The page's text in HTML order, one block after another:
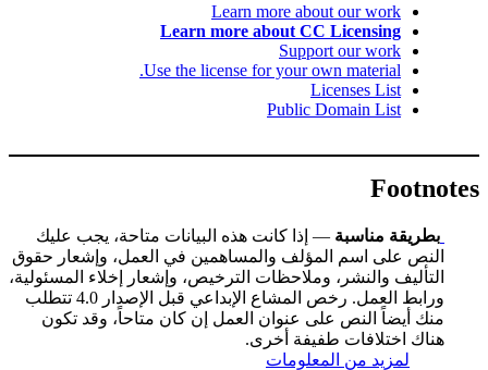
Learn more about our work
Learn more about CC Licensing
Support our work
Use the license for your own material.
Licenses List
Public Domain List
Footnotes
بطريقة مناسبة — إذا كانت هذه البيانات متاحة، يجب عليك
النص على اسم المؤلف والمساهمين في العمل، وإشعار حقوق
التأليف والنشر، وملاحظات الترخيص، وإشعار إخلاء المسئولية،
ورابط العمل. رخص المشاع الإبداعي قبل الإصدار 4.0 تتطلب
منك أيضاً النص على عنوان العمل إن كان متاحاً، وقد تكون
هناك اختلافات طفيفة أخرى.
لمزيد من المعلومات